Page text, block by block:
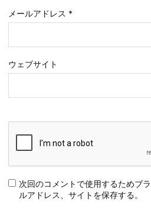
メールアドレス *
ウェブサイト
次回のコメントで使用するためブ
ルアドレス、サイトを保存する。